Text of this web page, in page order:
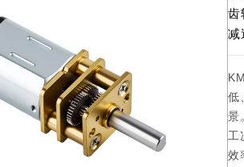
齿
减
低
景
工
效